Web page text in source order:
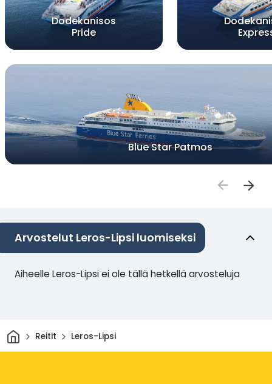
Dodekanisos
Pride
Blue Star Patmos
Arvostelut Leros-Lipsi luomiseksi
Aiheelle Leros-Lipsi ei ole tällä hetkellä arvosteluja
KotiinReitit Leros-Lipsi